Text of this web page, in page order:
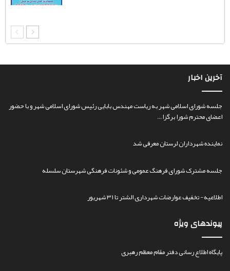
آخرین اخبار
جلسه شورای اسلامی شهر به ریاست مهندس بابایی رئیس شورای اسلامی شهر و با حضور
اعضای محترم شورا برگزا…
نماینده شهرداران لرستان معرفی شد
جلسه مشترک شورای فرهنگ عمومی و شئونات فرهنگی شهرستان سلسله
اطلاعیه- تخفیف عوارضات شهرداری الشتر تا ۳۱ شهریور
پیوندهای ویژه
پایگاه اطلاع رسانی دفتر مقام معظم رهبری